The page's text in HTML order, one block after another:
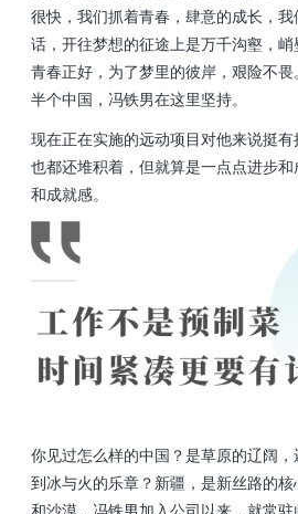
很快，我们抓着青春，肆意的成长，
话，开往梦想的征途上是万千沟壑，峭
青春正好，为了梦里的彼岸，艰险不
半个中国，冯铁男在这里坚持。
现在正在实施的远动项目对他来说挺
也都还堆积着，但就算是一点点进步
和成就感。
你见过怎么样的中国？是草原的辽阔
到冰与火的乐章？新疆，是新丝路的